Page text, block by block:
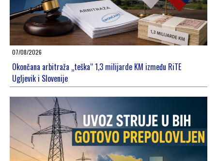
07/08/2026
Okončana arbitraža „teška“ 1,3 milijarde KM između RiTE
Ugljevik i Slovenije